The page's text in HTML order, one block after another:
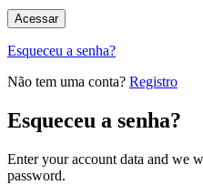
Esqueceu a senha?
Não tem uma conta? Registro
Esqueceu a senha?
Enter your account data and we
password.